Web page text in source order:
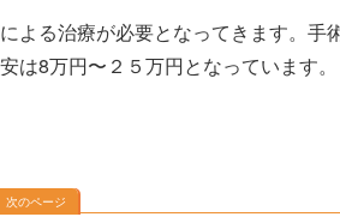
よる治療が必要となってきます。
は8万円〜２５万円となっています。
次のページ